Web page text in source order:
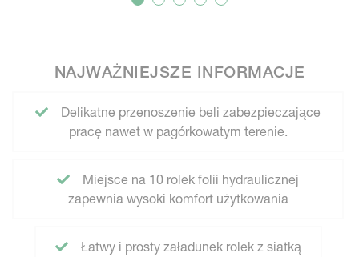
NAJWAŻNIEJSZE INFORMACJE
Delikatne przenoszenie beli zabezpieczające
pracę nawet w pagórkowatym terenie.
Miejsce na 10 rolek folii hydraulicznej
zapewnia wysoki komfort użytkowania
Łatwy i prosty załadunek rolek z siatką